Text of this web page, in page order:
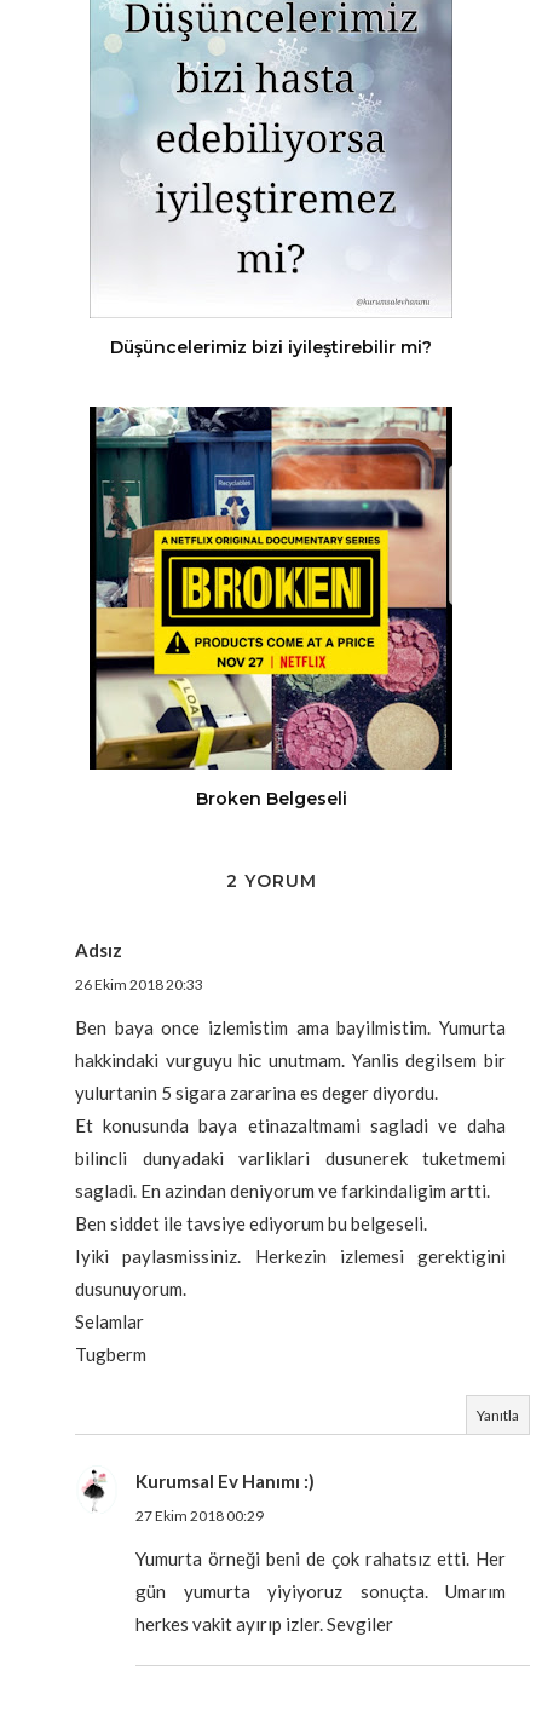
Düşüncelerimiz bizi iyileştirebilir mi?
Broken Belgeseli
2 YORUM
Adsız
26 Ekim 2018 20:33
Ben baya once izlemistim ama bayilmistim. Yumurta
hakkindaki vurguyu hic unutmam. Yanlis degilsem bir
yulurtanin 5 sigara zararina es deger diyordu.
Et konusunda baya etinazaltmami sagladi ve daha
bilincli dunyadaki varliklari dusunerek tuketmemi
sagladi. En azindan deniyorum ve farkindaligim artti.
Ben siddet ile tavsiye ediyorum bu belgeseli.
Iyiki paylasmissiniz. Herkezin izlemesi gerektigini
dusunuyorum.
Selamlar
Tugberm
Yanıtla
Kurumsal Ev Hanımı :)
27 Ekim 2018 00:29
Yumurta örneği beni de çok rahatsız etti. Her
gün yumurta yiyiyoruz sonuçta. Umarım
herkes vakit ayırıp izler. Sevgiler